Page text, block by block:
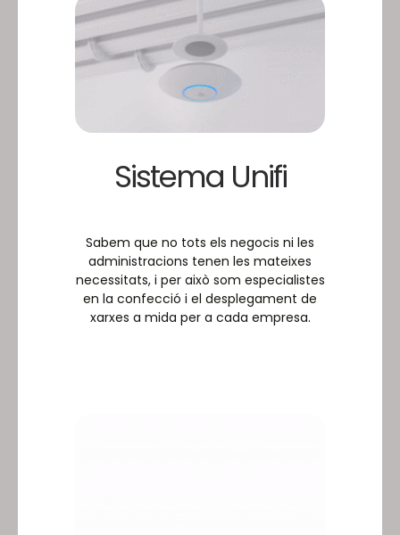
Sistema Unifi
Sabem que no tots els negocis ni les
administracions tenen les mateixes
necessitats, i per això som especialistes
en la confecció i el desplegament de
xarxes a mida per a cada empresa.